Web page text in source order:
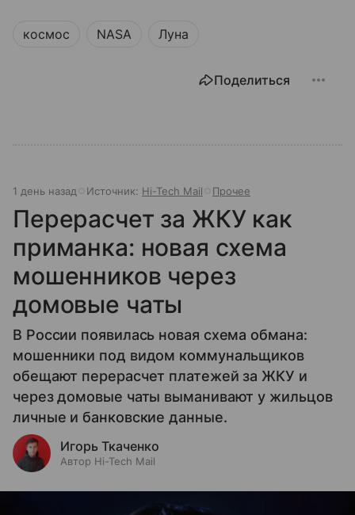
космос NASA Луна
Поделиться
1 день назад Источник: Hi-Tech Mail Прочее
Перерасчет за ЖКУ как
приманка: новая схема
мошенников через
домовые чаты
В России появилась новая схема обмана:
мошенники под видом коммунальщиков
обещают перерасчет платежей за ЖКУ и
через домовые чаты выманивают у жильцов
личные и банковские данные.
Игорь Ткаченко
Автор Hi-Tech Mail